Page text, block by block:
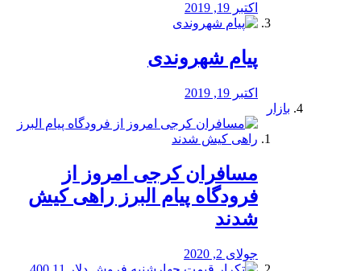
اکتبر 19, 2019
پیام شهروندی
اکتبر 19, 2019
بازار
مسافران کرجی امروز از
فرودگاه پیام البرز راهی کیش
شدند
جولای 2, 2020